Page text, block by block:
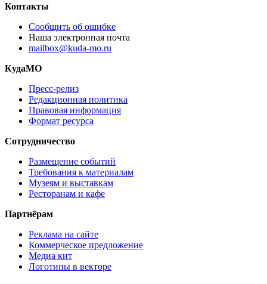
Контакты
Сообщить об ошибке
Наша электронная почта
mailbox@kuda-mo.ru
КудаМО
Пресс-релиз
Редакционная политика
Правовая информация
Формат ресурса
Сотрудничество
Размещение событий
Требования к материалам
Музеям и выставкам
Ресторанам и кафе
Партнёрам
Реклама на сайте
Коммерческое предложение
Медиа кит
Логотипы в векторе